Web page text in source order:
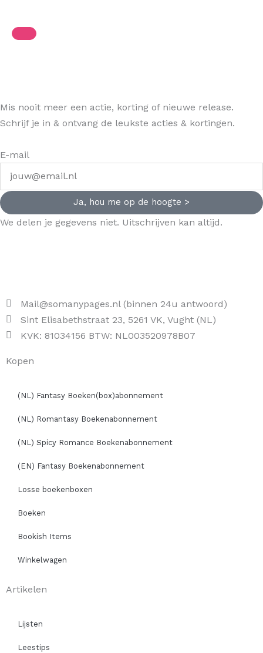
Mis nooit meer een actie, korting of nieuwe release.
Schrijf je in & ontvang de leukste acties & kortingen.
E-mail
Ja, hou me op de hoogte >
We delen je gegevens niet. Uitschrijven kan altijd.
Mail@somanypages.nl (binnen 24u antwoord)
Sint Elisabethstraat 23, 5261 VK, Vught (NL)
KVK: 81034156 BTW: NL003520978B07
Kopen
(NL) Fantasy Boeken(box)abonnement
(NL) Romantasy Boekenabonnement
(NL) Spicy Romance Boekenabonnement
(EN) Fantasy Boekenabonnement
Losse boekenboxen
Boeken
Bookish Items
Winkelwagen
Artikelen
Lijsten
Leestips